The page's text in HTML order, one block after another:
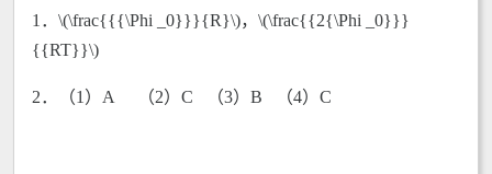
1．\(\frac{{{\Phi _0}}}{R}\)，\(\frac{{2{\Phi _0}}}
{{RT}}\)
2．（1）A （2）C （3）B （4）C